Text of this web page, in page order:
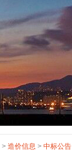
> 造价信息 > 中标公告